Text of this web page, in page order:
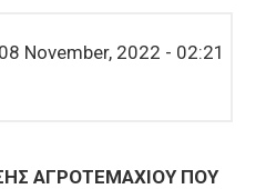
November, 2022 - 02:21
ΑΓΡΟΤΕΜΑΧΙΟΥ ΠΟΥ